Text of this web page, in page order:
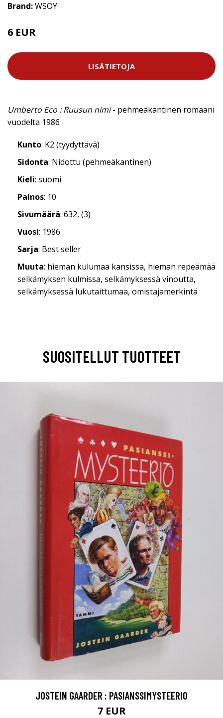
Brand:WSOY
6 EUR
LISÄTIETOJA
Umberto Eco : Ruusun nimi- pehmeäkantinen romaani
vuodelta 1986
Kunto: K2 (tyydyttävä)
Sidonta: Nidottu (pehmeäkantinen)
Kieli: suomi
Painos: 10
Sivumäärä: 632, (3)
Vuosi: 1986
Sarja: Best seller
Muuta: hieman kulumaa kansissa, hieman repeämää
selkämyksen kulmissa, selkämyksessä vinoutta,
selkämyksessä lukutaittumaa, omistajamerkintä
SUOSITELLUT TUOTTEET
JOSTEIN GAARDER : PASIANSSIMYSTEERIO
7 EUR